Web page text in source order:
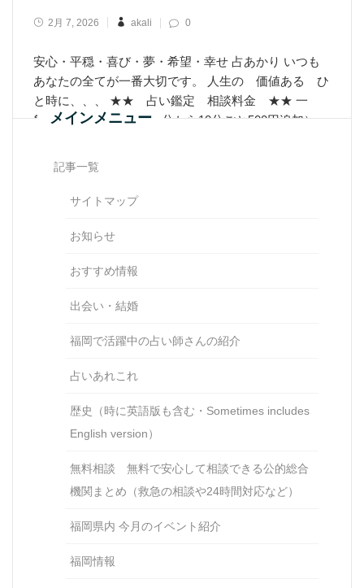
2月 7, 2026 akali 0
安心・平穏・喜び・夢・希望・幸せ 占あかり いつも
あなたの全てが一番大切です。 人生の 価値ある ひ
と時に、、、 ★★ 占い鑑定 相談料金 ★★ 一
般 1500円 30分 （30分から10分ごと500円追加）
Learn More
メインメニュー
記事一覧
サイトマップ
お知らせ
おすすめ情報
出会い・結婚
福岡で活躍中の占い師さんの紹介
占いあれこれ
歴史（時に英語版も含む・Sometimes includes
English version）
無料相談 無料で安心して相談できる公的総合
機関まとめ（救急の相談や24時間対応など）
福岡県内 今月のイベント紹介
福岡情報